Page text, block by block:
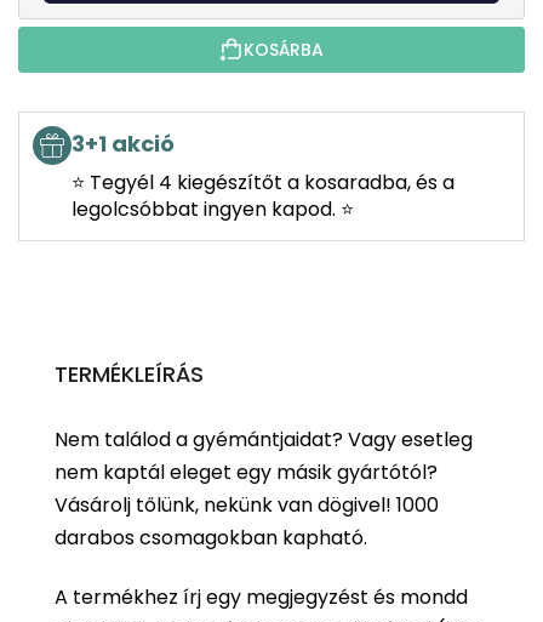
KOSÁRBA
3+1 akció
⭐ Tegyél 4 kiegészítőt a kosaradba, és a
legolcsóbbat ingyen kapod. ⭐
TERMÉKLEÍRÁS
Nem találod a gyémántjaidat? Vagy esetleg
nem kaptál eleget egy másik gyártótól?
Vásárolj tőlünk, nekünk van dögivel! 1000
darabos csomagokban kapható.
A termékhez írj egy megjegyzést és mondd